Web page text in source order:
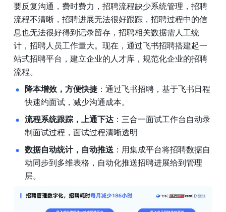
要反复沟通，费时费力，招聘流程缺少系统管理，招聘
流程不清晰，招聘进展无法很好跟踪，招聘过程中的信
息也无法很好得到记录留存，招聘相关数据需人工统
计，招聘人员工作量大。现在，通过飞书招聘搭建起一
站式招聘平台，建立企业的人才库，规范化企业的招聘
流程。
降本增效，方便快捷 ：通过飞书招聘，基于飞书日程
快速约面试，减少沟通成本。
流程系统跟踪，上通下达 ：三合一面试工作台自动录
制面试过程，面试过程清晰透明
数据自动统计，自动推送 ：用集成平台将招聘数据自
动同步到多维表格，自动化推送招聘进展给到管理
层。